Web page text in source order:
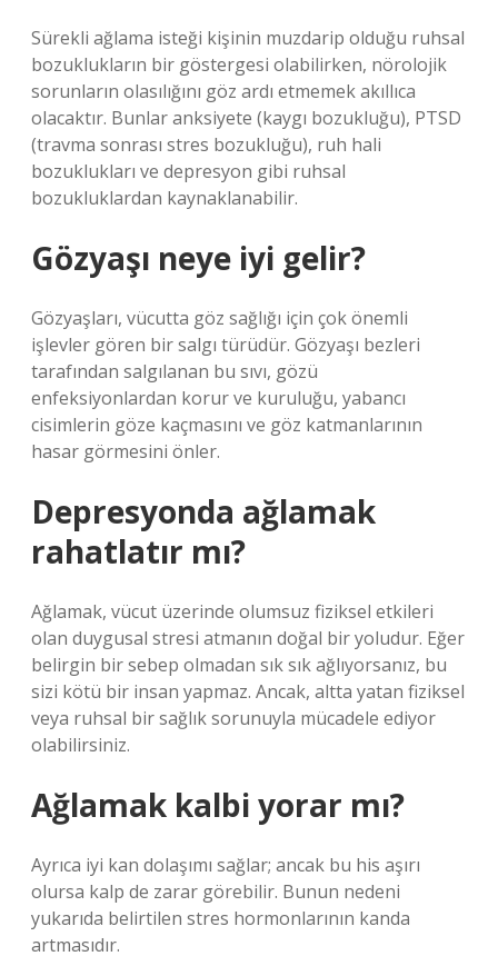
Sürekli ağlama isteği kişinin muzdarip olduğu ruhsal
bozuklukların bir göstergesi olabilirken, nörolojik
sorunların olasılığını göz ardı etmemek akıllıca
olacaktır. Bunlar anksiyete (kaygı bozukluğu), PTSD
(travma sonrası stres bozukluğu), ruh hali
bozuklukları ve depresyon gibi ruhsal
bozukluklardan kaynaklanabilir.
Gözyaşı neye iyi gelir?
Gözyaşları, vücutta göz sağlığı için çok önemli
işlevler gören bir salgı türüdür. Gözyaşı bezleri
tarafından salgılanan bu sıvı, gözü
enfeksiyonlardan korur ve kuruluğu, yabancı
cisimlerin göze kaçmasını ve göz katmanlarının
hasar görmesini önler.
Depresyonda ağlamak
rahatlatır mı?
Ağlamak, vücut üzerinde olumsuz fiziksel etkileri
olan duygusal stresi atmanın doğal bir yoludur. Eğer
belirgin bir sebep olmadan sık sık ağlıyorsanız, bu
sizi kötü bir insan yapmaz. Ancak, altta yatan fiziksel
veya ruhsal bir sağlık sorunuyla mücadele ediyor
olabilirsiniz.
Ağlamak kalbi yorar mı?
Ayrıca iyi kan dolaşımı sağlar; ancak bu his aşırı
olursa kalp de zarar görebilir. Bunun nedeni
yukarıda belirtilen stres hormonlarının kanda
artmasıdır.